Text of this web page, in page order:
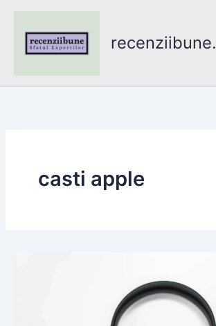
content
casti apple